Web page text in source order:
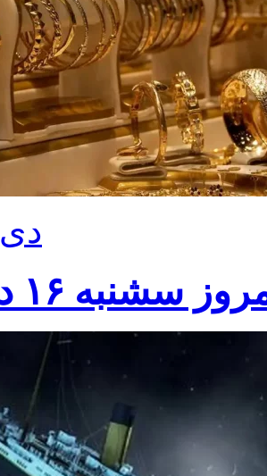
16 دی 1404
۱۶ دی ۱۴۰۴